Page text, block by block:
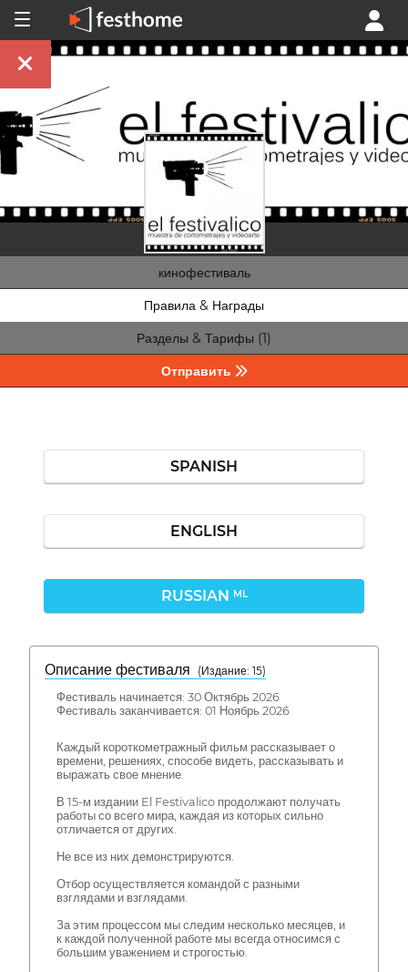
кинофестиваль
Правила & Награды
Разделы & Тарифы (1)
Отправить
SPANISH
ENGLISH
RUSSIAN ML
Описание фестиваля
( Издание: 15)
Фестиваль начинается: 30 Октябрь 2026
Фестиваль заканчивается: 01 Ноябрь 2026
Каждый короткометражный фильм рассказывает о
времени, решениях, способе видеть, рассказывать и
выражать свое мнение.
В 15-м издании El Festivalico продолжают получать
работы со всего мира, каждая из которых сильно
отличается от других.
Не все из них демонстрируются.
Отбор осуществляется командой с разными
взглядами и взглядами.
За этим процессом мы следим несколько месяцев, и
к каждой полученной работе мы всегда относимся с
большим уважением и строгостью.